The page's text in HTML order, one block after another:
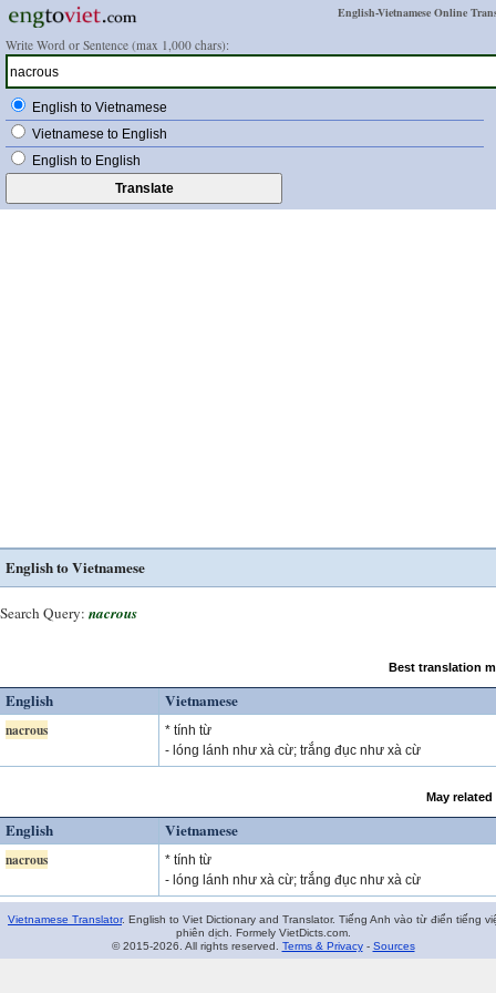
English-Vietnamese Online
Write Word or Sentence (max 1,000 chars):
English to Vietnamese
Vietnamese to English
English to English
English to Vietnamese
Search Query: nacrous
Best translation
English Vietnamese
nacrous
* tính từ
- lóng lánh như xà cừ; trắng đục như xà cừ
May
English Vietnamese
nacrous
* tính từ
- lóng lánh như xà cừ; trắng đục như xà cừ
Vietnamese Translator. English to Viet Dictionary and Translator. Tiếng Anh vào từ điển tiếng
phiên dịch. Formely VietDicts.com.
© 2015-2026. All rights reserved. Terms & Privacy- Sources